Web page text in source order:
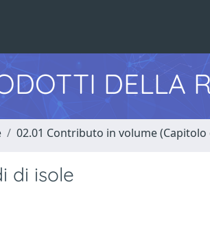
DELLA
02.01 Contributo in volume (Capitolo
di isole